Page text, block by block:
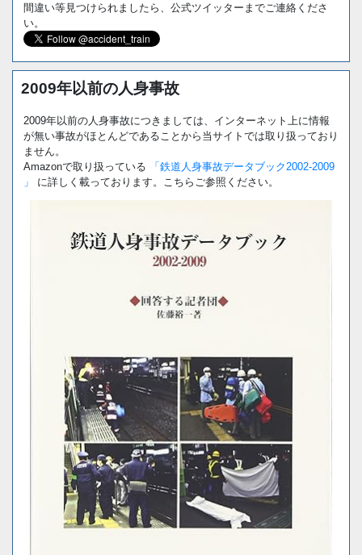
間違い等見つけられましたら、公式ツイッターまでご連絡くださ
い。
2009年以前の人身事故
2009年以前の人身事故につきましては、インターネット上に情報
が無い事故がほとんどであることから当サイトでは取り扱っており
ません。
Amazonで取り扱っている
「鉄道人身事故データブック2002-2009
」
に詳しく載っております。こちらご参照ください。